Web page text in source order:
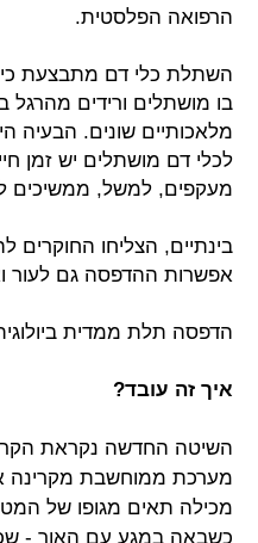
הרפואה הפלסטית.
השתלת כלי דם מתבצעת
בו מושתלים ורידים מהרגל
מלאכותיים שונים. הבעיה
מעקפים, למשל, ממשיכים
בינתיים, הצליחו
אפשרות ההדפסה גם לעור
הדפסה תלת ממדית
איך זה עובד?
מערכת ממוחשבת מקרינה
מכילה תאים מגופו של
כשבאה במגע עם האור -